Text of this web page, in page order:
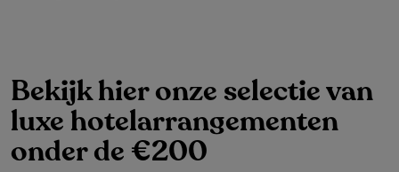
Bekijk hier onze selectie van
luxe hotelarrangementen
onder de €200